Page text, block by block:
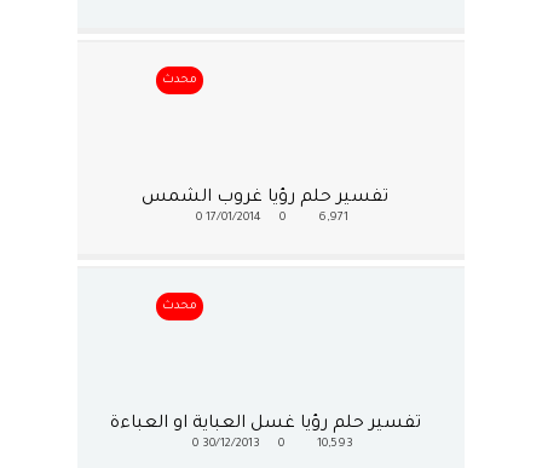
محدث
تفسير حلم رؤيا غروب الشمس
6,971
17/01/2014
0
محدث
تفسير حلم رؤيا غسل العباية او العباءة
10,593
0
30/12/2013
0